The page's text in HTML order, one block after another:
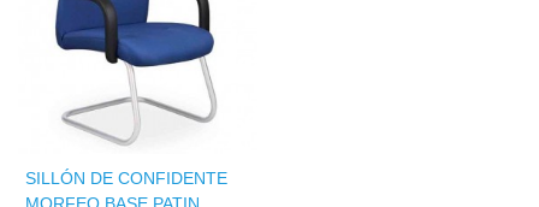
SILLÓN DE CONFIDENTE